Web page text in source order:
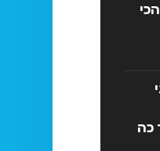
כה